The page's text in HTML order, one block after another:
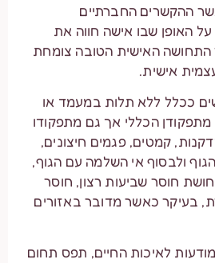
ההקשרים החברתיים
על האופן שבו אישה חווה את
התחושה האישית הטובה צומחת
אישית.
ככלל ללא תלות במעמד או
הכללי אך גם מתפקודו
קמטים, פגמים חיצונים,
ולבסוף אי השלמה עם הגוף,
חוסר שביעות רצון, חוסר
בעיקר כאשר מדובר באזורים
לאיכות החיים, תפס תחום